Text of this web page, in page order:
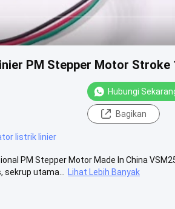
PM Stepper Motor Stroke
Hubungi
Bagikan
listrik linier
PM Stepper Motor Made In China
utama...
Lihat Lebih Banyak